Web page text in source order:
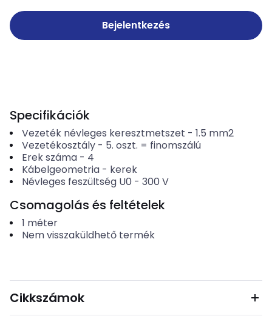
Bejelentkezés
Specifikációk
Vezeték névleges keresztmetszet - 1.5 mm2
Vezetékosztály- 5. oszt. = finomszálú
Erek száma- 4
Kábelgeometria- kerek
Névleges feszültség U0 - 300 V
Csomagolás és feltételek
1 méter
Nem visszaküldhető termék
Cikkszámok